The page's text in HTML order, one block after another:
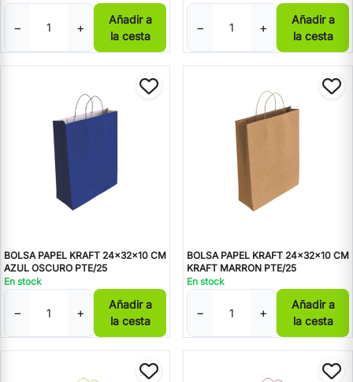
− +
Añadir a
la cesta
− +
Añadir a
la cesta
BOLSA PAPEL KRAFT 24x32x10 CM
AZUL OSCURO PTE/25
En stock
− +
Añadir a
la cesta
BOLSA PAPEL KRAFT 24x32x10 CM
KRAFT MARRON PTE/25
En stock
− +
Añadir a
la cesta